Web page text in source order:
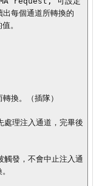
每個通道所轉換的
。
換。（插隊）
理注入通道，完畢後
發，不會中止注入通